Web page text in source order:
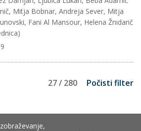
Mitja Bobnar, Andreja Sever, Mitja
Fani Al Mansour, Helena Žnidarič
27 / 280 Počisti filter